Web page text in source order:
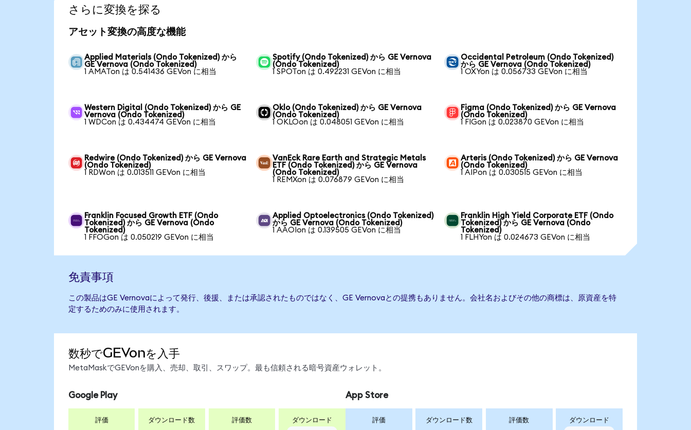
さらに変換を探る
アセット変換の高度な機能
Applied Materials (Ondo Tokenized) から
GE Vernova (Ondo Tokenized)
1 AMATon は 0.541436 GEVon に相当
Spotify (Ondo Tokenized) から GE Vernova
(Ondo Tokenized)
1 SPOTon は 0.492231 GEVon に相当
Occidental Petroleum (Ondo Tokenized)
から GE Vernova (Ondo Tokenized)
1 OXYon は 0.056733 GEVon に相当
Western Digital (Ondo Tokenized) から GE
Vernova (Ondo Tokenized)
1 WDCon は 0.434474 GEVon に相当
Oklo (Ondo Tokenized) から GE Vernova
(Ondo Tokenized)
1 OKLOon は 0.048051 GEVon に相当
Figma (Ondo Tokenized) から GE Vernova
(Ondo Tokenized)
1 FIGon は 0.023870 GEVon に相当
Redwire (Ondo Tokenized) から GE Vernova
(Ondo Tokenized)
1 RDWon は 0.013511 GEVon に相当
VanEck Rare Earth and Strategic Metals
ETF (Ondo Tokenized) から GE Vernova
(Ondo Tokenized)
1 REMXon は 0.076879 GEVon に相当
Arteris (Ondo Tokenized) から GE Vernova
(Ondo Tokenized)
1 AIPon は 0.030515 GEVon に相当
Franklin Focused Growth ETF (Ondo
Tokenized) から GE Vernova (Ondo
Tokenized)
1 FFOGon は 0.050219 GEVon に相当
Applied Optoelectronics (Ondo Tokenized)
から GE Vernova (Ondo Tokenized)
1 AAOIon は 0.139505 GEVon に相当
Franklin High Yield Corporate ETF (Ondo
Tokenized) から GE Vernova (Ondo
Tokenized)
1 FLHYon は 0.024673 GEVon に相当
免責事項
この製品はGE Vernovaによって発行、後援、または承認されたものではなく、GE Vernovaとの提携もありません。会社名およびその他の商標は、原資産を特
定するためのみに使用されます。
数秒でGEVonを入手
MetaMaskでGEVonを購入、売却、取引、スワップ。最も信頼される暗号資産ウォレット。
Google Play
評価 ダウンロード数 評価数 ダウンロード
App Store
評価 ダウンロード数 評価数 ダウンロード